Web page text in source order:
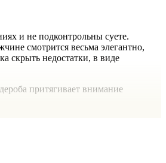
и не подконтрольны суете.
смотрится весьма элегантно,
скрыть недостатки, в виде
притягивает внимание